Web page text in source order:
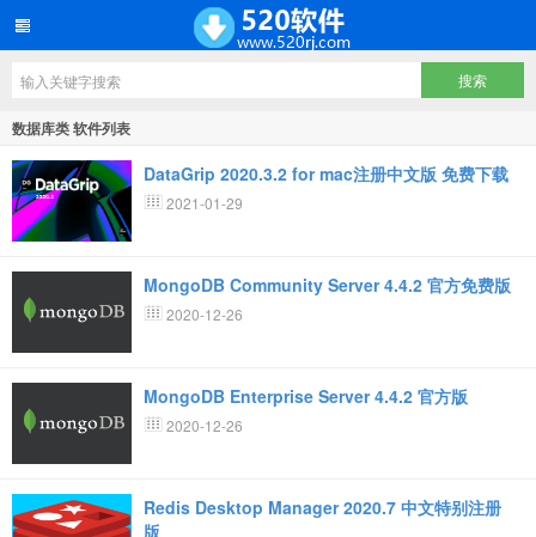
数据库类 软件列表
DataGrip 2020.3.2 for mac注册中文版 免费下载
2021-01-29
MongoDB Community Server 4.4.2 官方免费版
2020-12-26
MongoDB Enterprise Server 4.4.2 官方版
2020-12-26
Redis Desktop Manager 2020.7 中文特别注册
版